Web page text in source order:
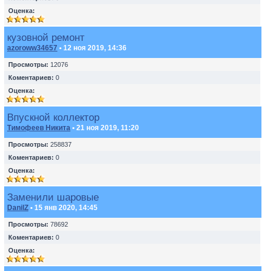
Оценка:
кузовной ремонт
azoroww34657 • 12 ноя 2019, 14:36
Просмотры: 12076
Коментариев: 0
Оценка:
Впускной коллектор
Тимофеев Никита • 21 ноя 2019, 11:20
Просмотры: 258837
Коментариев: 0
Оценка:
Заменили шаровые
DanilZ • 15 янв 2020, 14:45
Просмотры: 78692
Коментариев: 0
Оценка: